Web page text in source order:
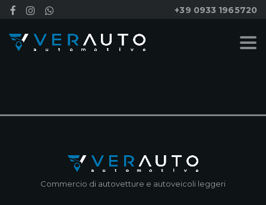
+39 0933 1965720
Commercio di autovetture e autoveicoli leggeri